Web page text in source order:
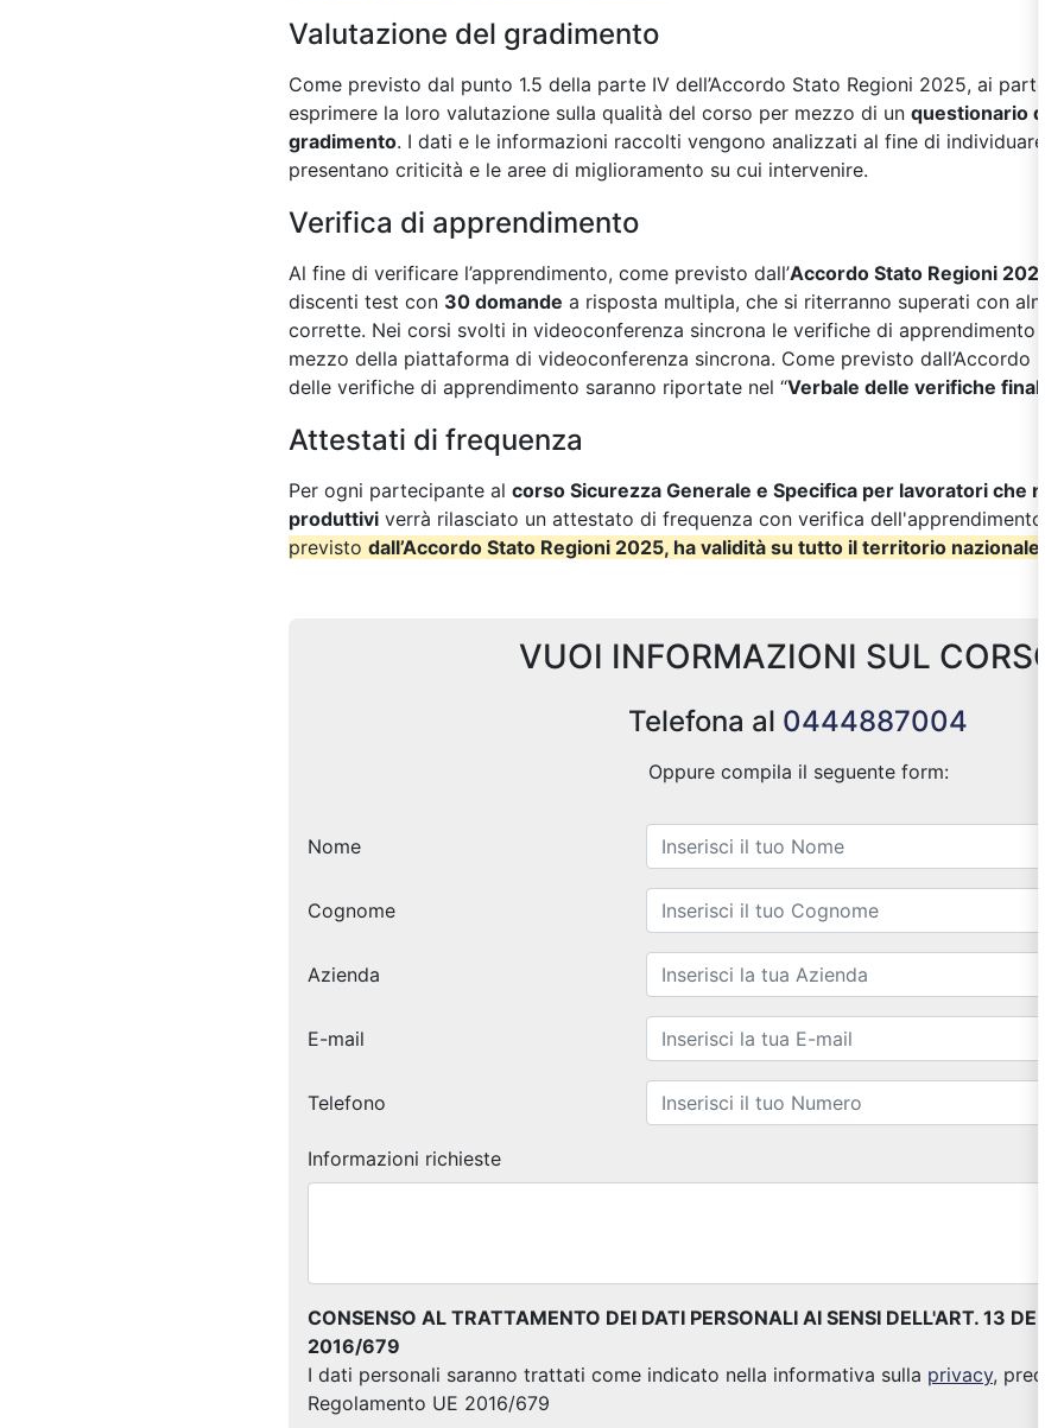
Valutazione del gradimento
Come previsto dal punto 1.5 della parte IV dell’Accordo Stato Regioni 2025, ai
esprimere la loro valutazione sulla qualità del corso per mezzo di un questionario di
gradimento. I dati e le informazioni raccolti vengono analizzati al fine di individuare
presentano criticità e le aree di miglioramento su cui intervenire.
Verifica di apprendimento
Al fine di verificare l’apprendimento, come previsto dall’Accordo Stato Regioni 2025
discenti test con 30 domande a risposta multipla, che si riterranno superati con
corrette. Nei corsi svolti in videoconferenza sincrona le verifiche di apprendimento
mezzo della piattaforma di videoconferenza sincrona. Come previsto dall’Accordo
delle verifiche di apprendimento saranno riportate nel “Verbale delle verifiche finali
Attestati di frequenza
Per ogni partecipante al corso Sicurezza Generale e Specifica per lavoratori che
produttivi verrà rilasciato un attestato di frequenza con verifica dell'apprendimento.
previsto dall’Accordo Stato Regioni 2025, ha validità su tutto il territorio nazionale
VUOI INFORMAZIONI SUL CORSO?
Telefona al 0444887004
Oppure compila il seguente form:
Nome
Cognome
Azienda
E-mail
Telefono
Informazioni richieste
CONSENSO AL TRATTAMENTO DEI DATI PERSONALI AI SENSI DELL'ART. 13 DEL
2016/679
I dati personali saranno trattati come indicato nella informativa sulla privacy,
Regolamento UE 2016/679